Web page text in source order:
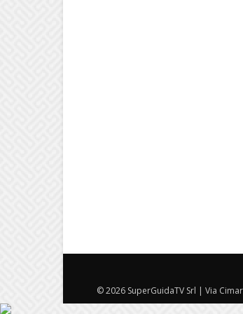
© 2026 SuperGuidaTV Srl | Via